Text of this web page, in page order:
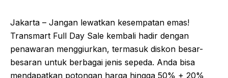
Jakarta – Jangan lewatkan kesempatan emas!
Transmart Full Day Sale kembali hadir dengan
penawaran menggiurkan, termasuk diskon besar-
besaran untuk berbagai jenis sepeda. Anda bisa
mendapatkan potongan harga hingga 50% + 20%